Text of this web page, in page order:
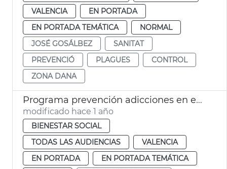
VALENCIA
EN PORTADA
EN PORTADA TEMÁTICA
NORMAL
JOSÉ GOSÁLBEZ
SANITAT
PREVENCIÓ
PLAGUES
CONTROL
ZONA DANA
Programa prevención adicciones en escolares
modificado hace 1 año
BIENESTAR SOCIAL
TODAS LAS AUDIENCIAS
VALENCIA
EN PORTADA
EN PORTADA TEMÁTICA